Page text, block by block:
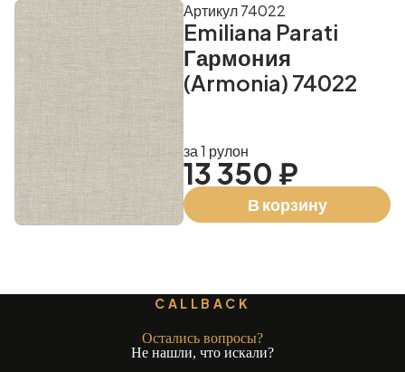
Emiliana Parati
Гармония
(Armonia) 74022
Артикул 74022
за 1 рулон
13 350 ₽
В корзину
CALLBACK
Остались вопросы?
Не нашли, что искали?